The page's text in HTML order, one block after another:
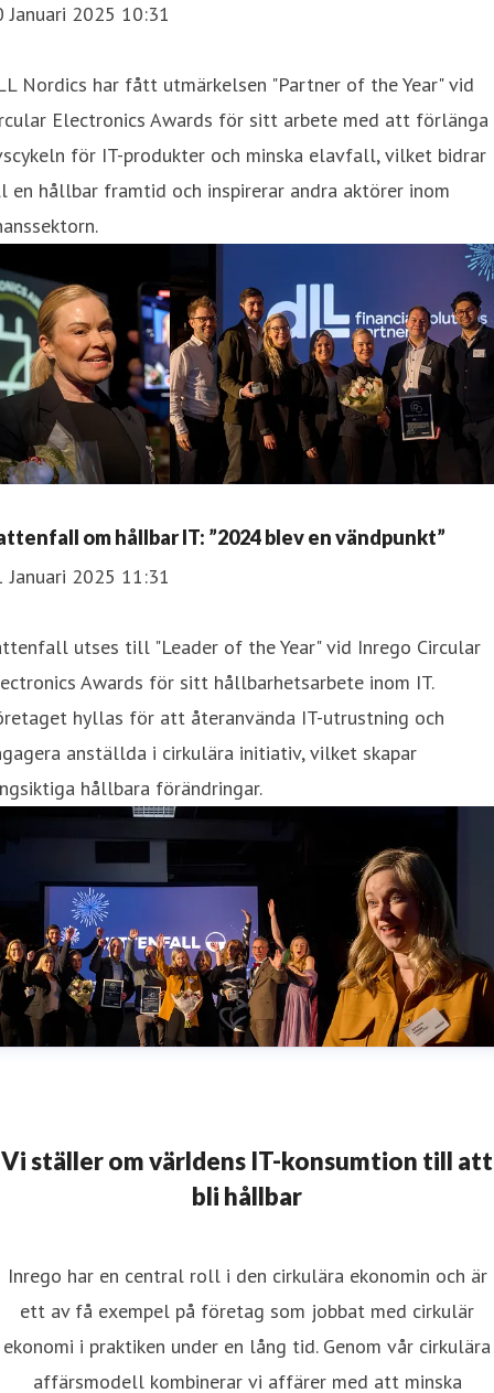
Januari 2025 10:31
Nordics har fått utmärkelsen "Partner of the Year" vid
Electronics Awards för sitt arbete med att förlänga
för IT-produkter och minska elavfall, vilket bidrar
en hållbar framtid och inspirerar andra aktörer inom
om hållbar IT: ”2024 blev en vändpunkt”
Januari 2025 11:31
utses till "Leader of the Year" vid Inrego Circular
Awards för sitt hållbarhetsarbete inom IT.
hyllas för att återanvända IT-utrustning och
anställda i cirkulära initiativ, vilket skapar
hållbara förändringar.
Vi ställer om världens IT-konsumtion till att
bli hållbar
Inrego har en central roll i den cirkulära ekonomin och är
ett av få exempel på företag som jobbat med cirkulär
ekonomi i praktiken under en lång tid. Genom vår cirkulära
affärsmodell kombinerar vi affärer med att minska